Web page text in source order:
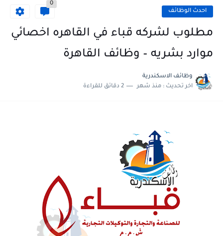
احدث الوظائف
0
مطلوب لشركه قباء في القاهره اخصائي
موارد بشريه – وظائف القاهرة
وظائف الاسكندرية
اخر تحديث : منذ شهر 2 دقائق للقراءة